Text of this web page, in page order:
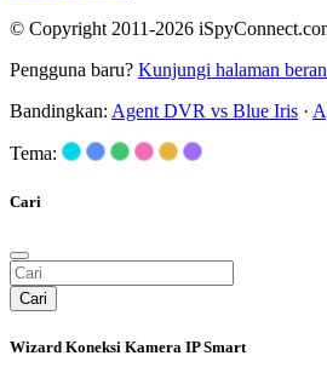
© Copyright 2011-2026
Pengguna baru? Kunjungi halaman
Bandingkan: Agent DVR vs Blue Iris ·
Tema:
Cari
Cari
Wizard Koneksi Kamera IP Smart